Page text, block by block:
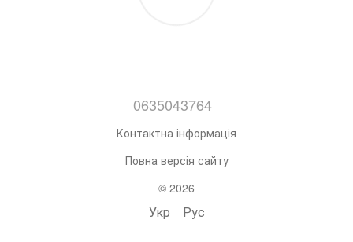
0635043764
Контактна інформація
Повна версія сайту
© 2026
Укр Рус